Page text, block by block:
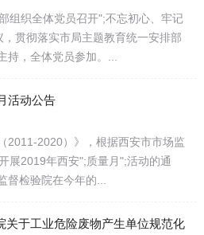
组织全体党员召开";不忘初心、牢记
贯彻落实市局主题教育统一安排部
持，全体党员参加。...
活动公告
2011-2020）》，根据西安市市场监
展2019年西安";质量月";活动的通
督检验院在今年的...
关于工业危险废物产生单位规范化